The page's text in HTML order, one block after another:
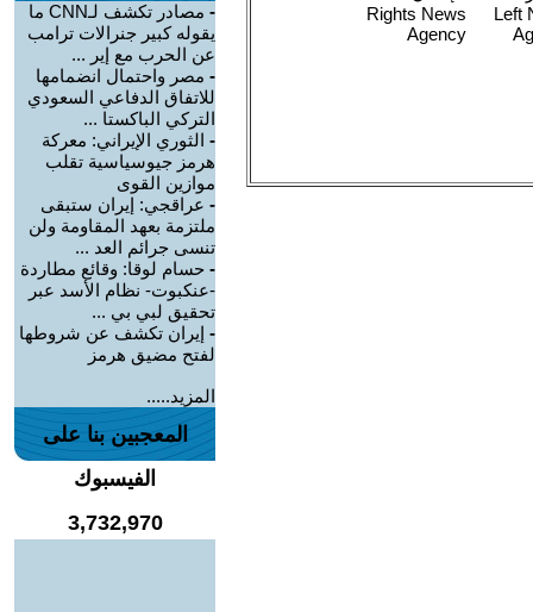
-
مصادر تكشف لـCNN ما
يقوله كبير جنرالات ترامب
عن الحرب مع إير ...
- مصر واحتمال انضمامها
للاتفاق الدفاعي السعودي
التركي الباكستا ...
- الثوري الإيراني: معركة
هرمز جيوسياسية تقلب
موازين القوى
- عراقجي: إيران ستبقى
ملتزمة بعهد المقاومة ولن
تنسى جرائم العد ...
- حسام لوقا: وقائع مطاردة
-عنكبوت- نظام الأسد عبر
تحقيق لبي بي ...
- إيران تكشف عن شروطها
لفتح مضيق هرمز
المزيد.....
المعجبين بنا على
الفيسبوك
3,732,970